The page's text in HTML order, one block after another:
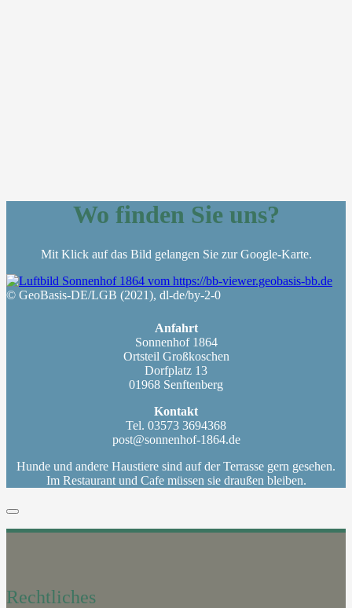
Wo finden Sie uns?
Mit Klick auf das Bild gelangen Sie zur Google-Karte.
© GeoBasis-DE/LGB (2021), dl-de/by-2-0
Anfahrt
Sonnenhof 1864
Ortsteil Großkoschen
Dorfplatz 13
01968 Senftenberg
Kontakt
Tel. 03573 3694368
post@sonnenhof-1864.de
Hunde und andere Haustiere sind auf der Terrasse gern gesehen.
Im Restaurant und Cafe müssen sie draußen bleiben.
Rechtliches